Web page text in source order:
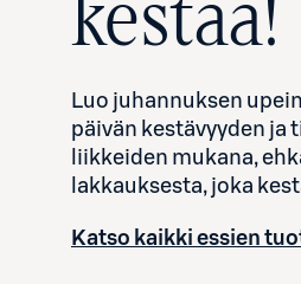
kestää!
Luo juhannuksen
päivän kestävyyden
liikkeiden mukana,
lakkauksesta, joka
Katso kaikki essien